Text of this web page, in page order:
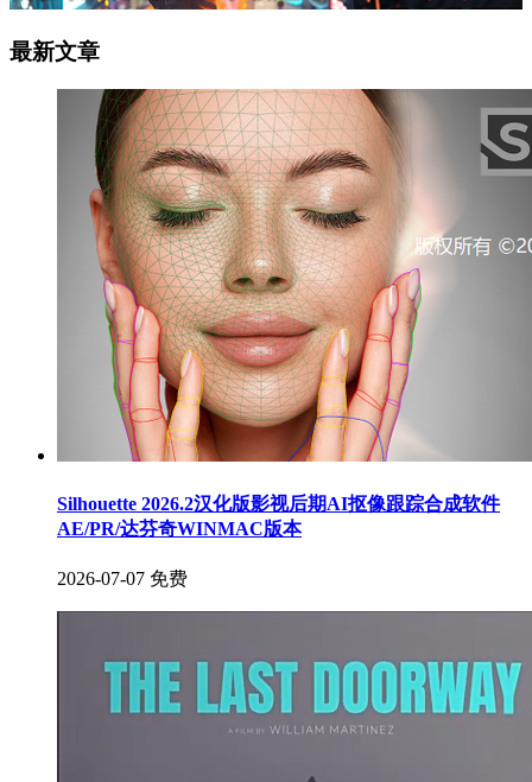
最新文章
Silhouette 2026.2汉化版影视后期AI抠像跟踪合成软件
AE/PR/达芬奇WINMAC版本
2026-07-07 免费